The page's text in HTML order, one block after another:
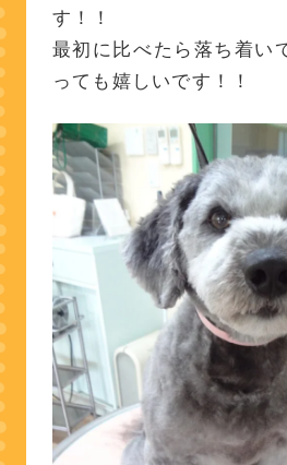
す！！
最初に比べたら落ち着い
っても嬉しいです！！